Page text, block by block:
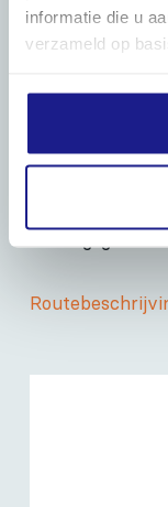
informatie die u
verzameld op
Maandag t/m